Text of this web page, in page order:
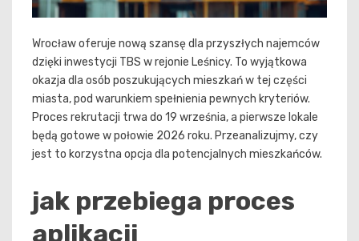
Wrocław oferuje nową szansę dla przyszłych najemców
dzięki inwestycji TBS w rejonie Leśnicy. To wyjątkowa
okazja dla osób poszukujących mieszkań w tej części
miasta, pod warunkiem spełnienia pewnych kryteriów.
Proces rekrutacji trwa do 19 września, a pierwsze lokale
będą gotowe w połowie 2026 roku. Przeanalizujmy, czy
jest to korzystna opcja dla potencjalnych mieszkańców.
jak przebiega proces
aplikacji